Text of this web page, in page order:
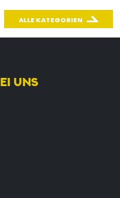
ALLE KATEGORIEN
UNS